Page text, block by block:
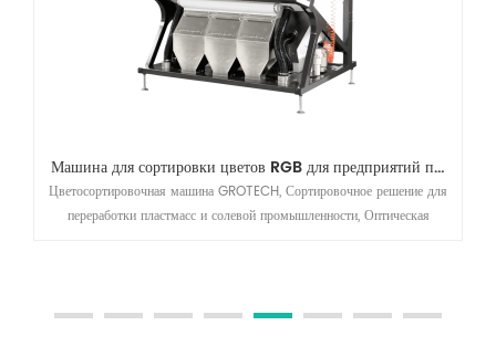
Машина для сортировки цветов RGB для предприятий по переработке полипропилена, ПЭТ, ПВХ, АБС
Цветосортировочная машина GROTECH, Сортировочное решение для
переработки пластмасс и солевой промышленности, Оптическая